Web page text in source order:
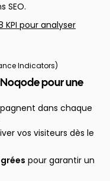
SEO.
KPI pour analyser
Indicators)
pour une
dans chaque
vos visiteurs dès le
pour garantir un